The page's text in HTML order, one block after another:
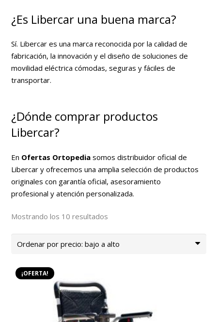
¿Es Libercar una buena marca?
Sí. Libercar es una marca reconocida por la calidad de
fabricación, la innovación y el diseño de soluciones de
movilidad eléctrica cómodas, seguras y fáciles de
transportar.
¿Dónde comprar productos
Libercar?
En Ofertas Ortopediasomos distribuidor oficial de
Libercar y ofrecemos una amplia selección de productos
originales con garantía oficial, asesoramiento
profesional y atención personalizada.
Mostrando los 10 resultadosOrdenado
precio:
¡OFERTA!